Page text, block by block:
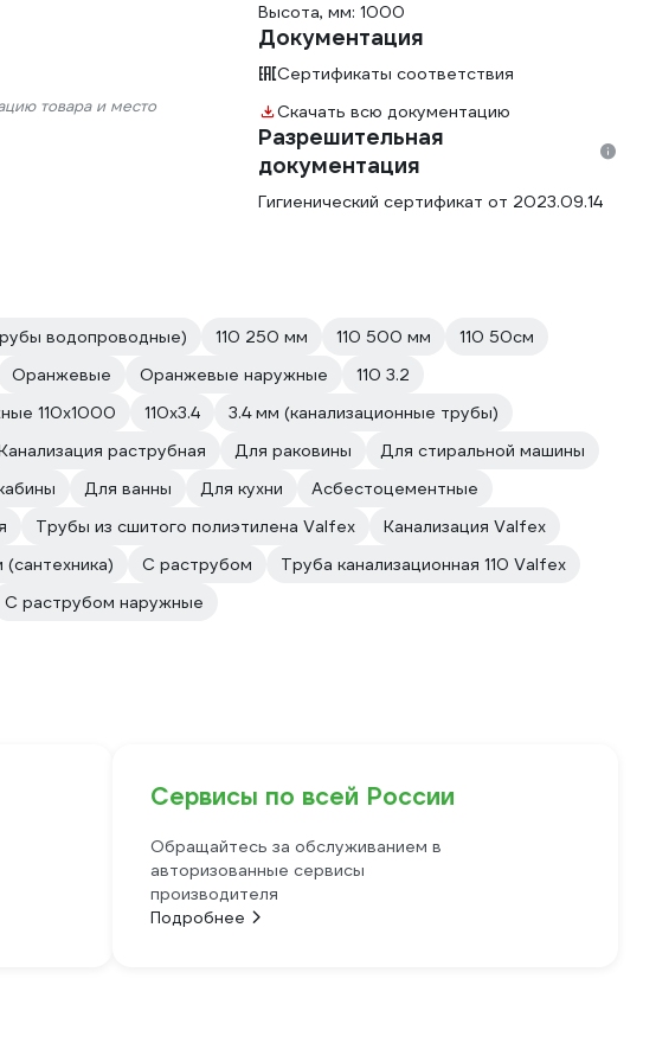
товара и место
Высота, мм: 1000
Документация
Сертификаты соответствия
Скачать всю документацию
Разрешительная
документация
Гигиенический сертификат от 2023.09.14
водопроводные) 110 250 мм 110 500 мм
110 50см
Оранжевые Оранжевые наружные
110 3.2
110x1000 110х3.4
3.4 мм (канализационные трубы)
раструбная Для раковины
Для стиральной машины
Для ванны Для кухни
Асбестоцементные
Трубы из сшитого полиэтилена Valfex
Канализация Valfex
С раструбом
Труба канализационная 110 Valfex
С раструбом наружные
Сервисы по всей России
Обращайтесь за обслуживанием в
авторизованные сервисы
производителя
Подробнее